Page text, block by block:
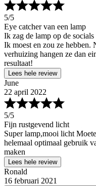
5/5
Eye catcher van een lamp
Ik zag de lamp op de
Ik moest en zou ze hebben.
verhuizing hangen ze dan
resultaat!
Lees hele review
June
22 april 2022
5/5
Fijn rustgevend licht
Super lamp,mooi licht
helemaal optimaal gebruik
maken
Lees hele review
Ronald
16 februari 2021